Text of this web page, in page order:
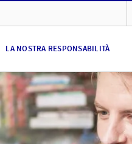
LA NOSTRA RESPONSABILITÀ